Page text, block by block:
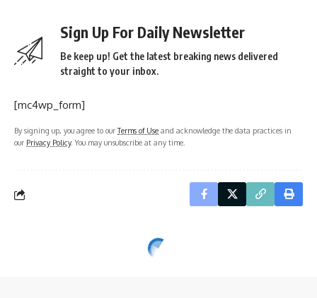
Sign Up For Daily Newsletter
Be keep up! Get the latest breaking news delivered
straight to your inbox.
[mc4wp_form]
By signing up, you agree to ourTerms of Use and acknowledge the data practices in
our Privacy Policy. You may unsubscribe at any time.